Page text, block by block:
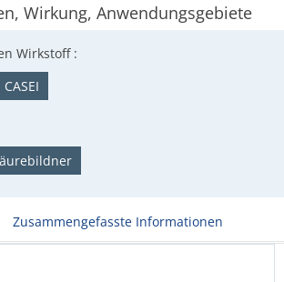
Wirkung, Anwendungsgebiete
Wirkstoff :
Zusammengefasste Informationen